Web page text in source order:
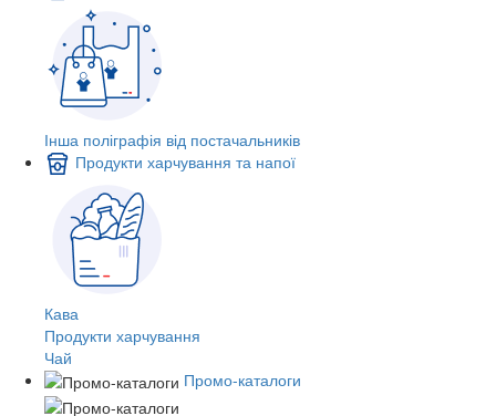
Інша поліграфія від постачальників
Продукти харчування та напої
Кава
Продукти харчування
Чай
Промо-каталоги